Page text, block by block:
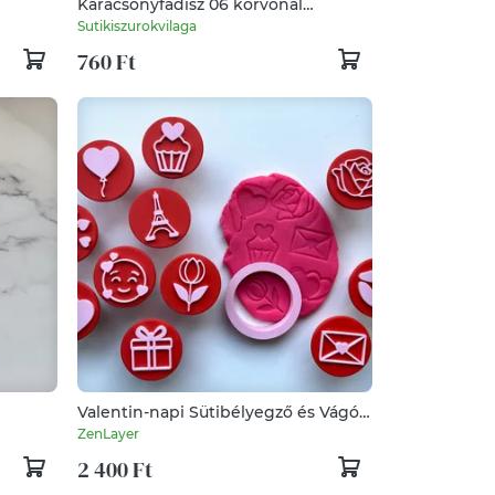
Karácsonyfadísz 06 körvonal
süteménykiszúró forma
Sutikiszurokvilaga
760 Ft
Valentin-napi Sütibélyegző és Vágó
Szett –3D Nyomtatott
ZenLayer
2 400 Ft